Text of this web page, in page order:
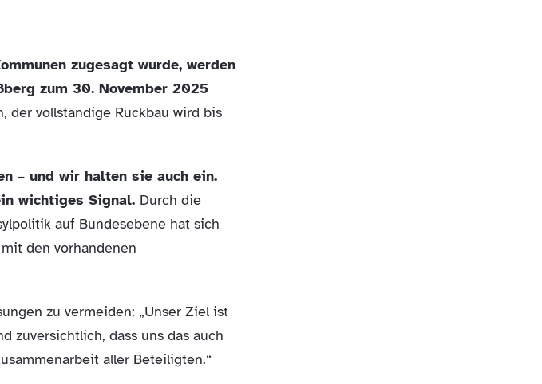
zugesagt wurde, werden
zum 30. November 2025
der vollständige Rückbau wird bis
– und wir halten sie auch ein.
wichtiges Signal. Durch die
auf Bundesebene hat sich
den vorhandenen
zu vermeiden: „Unser Ziel ist
zuversichtlich, dass uns das auch
aller Beteiligten.“